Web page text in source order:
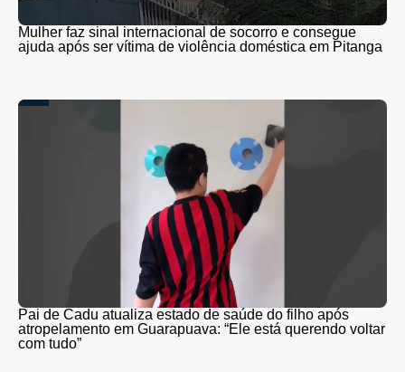
Mulher faz sinal internacional de socorro e consegue
ajuda após ser vítima de violência doméstica em Pitanga
Pai de Cadu atualiza estado de saúde do filho após
atropelamento em Guarapuava: “Ele está querendo voltar
com tudo”